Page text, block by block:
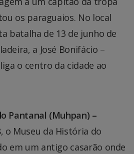
os paraguaios. No local
batalha de 13 de junho de
a José Bonifácio –
o centro da cidade ao
Pantanal (Muhpan) –
o Museu da História do
em um antigo casarão onde